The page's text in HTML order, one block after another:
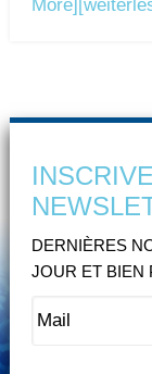
More]
DERNIÈRES
JOUR ET BIEN